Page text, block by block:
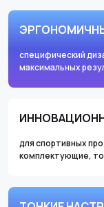
специфический
максимальных
для спортивных
комплектующие,